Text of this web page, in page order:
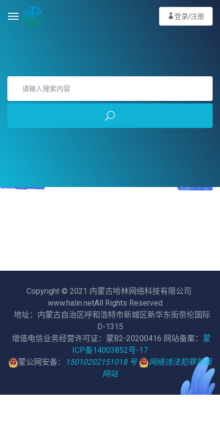
登录/注册
Copyright © 2021 内蒙古哈林网络科技有限公司
www.halin.netAll Rights Reserved
地址：内蒙古自治区呼和浩特市新城区新华东街奈伦国际
D-1315
增值电信业务经营许可证：蒙B2-20200416 网站备案： 蒙
ICP备14003852号-17
蒙公网安备：
15010202151018 号
网络违法犯罪举报
网站